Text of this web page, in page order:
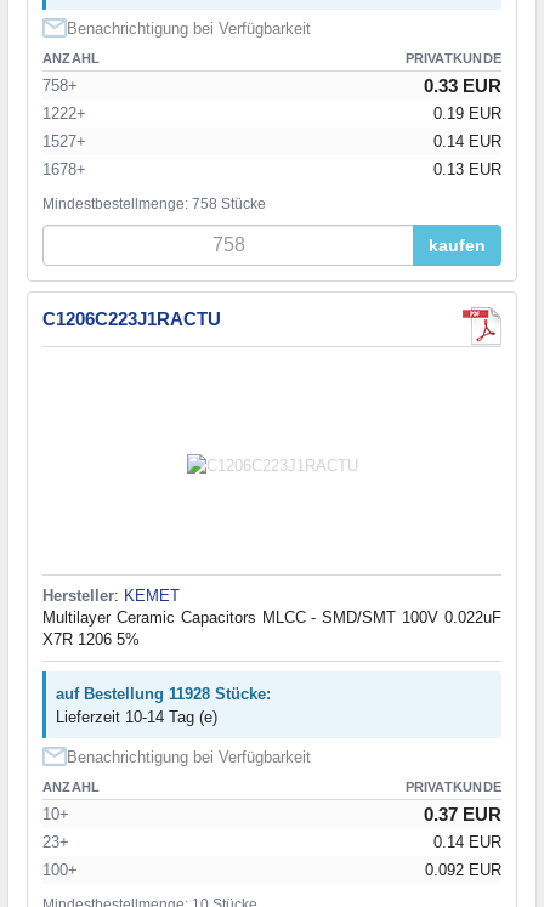
Benachrichtigung bei Verfügbarkeit
ANZAHL PRIVATKUNDE
758+ 0.33 EUR
1222+
0.19 EUR
1527+
0.14 EUR
1678+
0.13 EUR
Mindestbestellmenge: 758 Stücke
kaufen
C1206C223J1RACTU
Hersteller: KEMET
Multilayer Ceramic Capacitors MLCC - SMD/SMT 100V 0.022uF
X7R 1206 5%
auf Bestellung 11928 Stücke:
Lieferzeit 10-14 Tag (e)
Benachrichtigung bei Verfügbarkeit
ANZAHL PRIVATKUNDE
10+ 0.37 EUR
23+
0.14 EUR
100+
0.092 EUR